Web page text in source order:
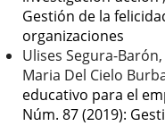
Gestión de la
organizaciones
Ulises Segura-
Maria Del Cielo
educativo para el
Núm. 87 (2019):